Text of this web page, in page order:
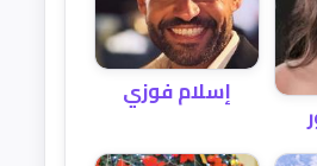
إسلام فوزي